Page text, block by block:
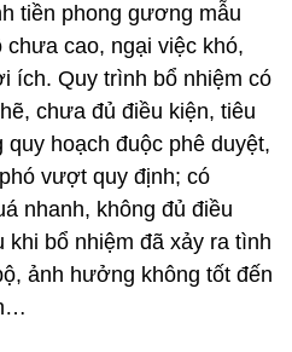
tiền phong gương mẫu
cao, ngại việc khó,
ích. Quy trình bổ nhiệm có
chưa đủ điều kiện, tiêu
hoạch đuộc phê duyệt,
vượt quy định; có
nhanh, không đủ điều
khi bổ nhiệm đã xảy ra tình
ảnh hưởng không tốt đến